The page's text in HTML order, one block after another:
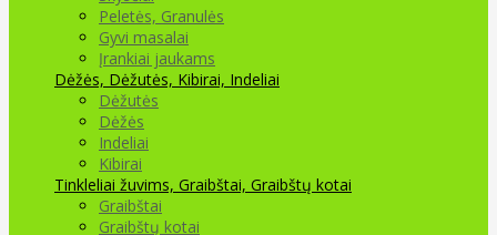
Peletės, Granulės
Gyvi masalai
Įrankiai jaukams
Dėžės, Dėžutės, Kibirai, Indeliai
Dėžutės
Dėžės
Indeliai
Kibirai
Tinkleliai žuvims, Graibštai, Graibštų kotai
Graibštai
Graibštų kotai